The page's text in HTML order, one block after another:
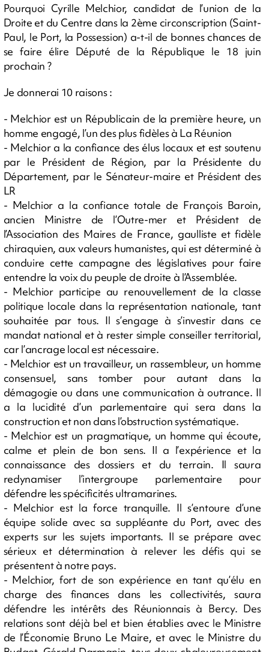
Pourquoi Cyrille Melchior, candidat de l’union de la
Droite et du Centre dans la 2ème circonscription (Saint-
Paul, le Port, la Possession) a-t-il de bonnes chances de
se faire élire Député de la République le 18 juin
prochain ?
Je donnerai 10 raisons :
- Melchior est un Républicain de la première heure, un
homme engagé, l’un des plus fidèles à La Réunion
- Melchior a la confiance des élus locaux et est soutenu
par le Président de Région, par la Présidente du
Département, par le Sénateur-maire et Président des
LR
- Melchior a la confiance totale de François Baroin,
ancien Ministre de l’Outre-mer et Président de
l’Association des Maires de France, gaulliste et fidèle
chiraquien, aux valeurs humanistes, qui est déterminé à
conduire cette campagne des législatives pour faire
entendre la voix du peuple de droite à l’Assemblée.
- Melchior participe au renouvellement de la classe
politique locale dans la représentation nationale, tant
souhaitée par tous. Il s’engage à s’investir dans ce
mandat national et à rester simple conseiller territorial,
car l’ancrage local est nécessaire.
- Melchior est un travailleur, un rassembleur, un homme
consensuel, sans tomber pour autant dans la
démagogie ou dans une communication à outrance. Il
a la lucidité d’un parlementaire qui sera dans la
construction et non dans l’obstruction systématique.
- Melchior est un pragmatique, un homme qui écoute,
calme et plein de bon sens. Il a l’expérience et la
connaissance des dossiers et du terrain. Il saura
redynamiser l’intergroupe parlementaire pour
défendre les spécificités ultramarines.
- Melchior est la force tranquille. Il s’entoure d’une
équipe solide avec sa suppléante du Port, avec des
experts sur les sujets importants. Il se prépare avec
sérieux et détermination à relever les défis qui se
présentent à notre pays.
- Melchior, fort de son expérience en tant qu’élu en
charge des finances dans les collectivités, saura
défendre les intérêts des Réunionnais à Bercy. Des
relations sont déjà bel et bien établies avec le Ministre
de l’Économie Bruno Le Maire, et avec le Ministre du